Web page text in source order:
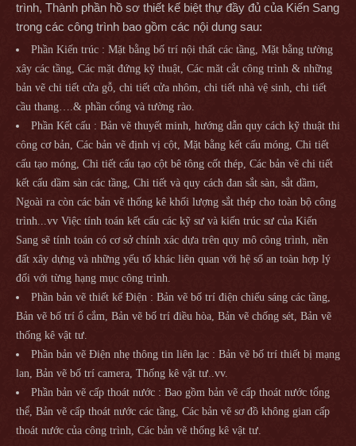
trình, Thành phần hồ sơ thiết kế biệt thự đầy đủ của Kiến Sang
trong các công trình bao gồm các nội dung sau:
Phần Kiến trúc : Mặt bằng bố trí nội thất các tầng, Mặt bằng tường
xây các tầng, Các mặt đứng kỹ thuật, Các măt cắt công trình & những
bản vẽ chi tiết cửa gỗ, chi tiết cửa nhôm, chi tiết nhà vệ sinh, chi tiết
cầu thang….& phần cổng và tường rào.
Phần Kết cấu : Bản vẽ thuyết minh, hướng dẫn quy cách kỹ thuật thi
công cơ bản, Các bản vẽ định vị cột, Mặt bằng kết cấu móng, Chi tiết
cấu tạo móng, Chi tiết cấu tạo cột bê tông cốt thép, Các bản vẽ chi tiết
kết cấu dầm sàn các tầng, Chi tiết và quy cách đan sắt sàn, sắt dầm,
Ngoài ra còn các bản vẽ thống kê khối lượng sắt thép cho toàn bộ công
trình...vv Việc tính toán kết cấu các kỹ sư và kiến trúc sư của Kiến
Sang sẽ tính toán có cơ sở chính xác dựa trên quy mô công trình, nền
đất xây dựng và những yếu tố khác liên quan với hệ số an toàn hợp lý
đối với từng hạng mục công trình.
Phần bản vẽ thiết kế Điện : Bản vẽ bố trí điện chiếu sáng các tầng,
Bản vẽ bố trí ổ cắm, Bản vẽ bố trí điều hòa, Bản vẽ chống sét, Bản vẽ
thống kê vật tư.
Phần bản vẽ Điện nhẹ thông tin liên lạc : Bản vẽ bố trí thiết bị mạng
lan, Bản vẽ bố trí camera, Thống kê vật tư..vv.
Phần bản vẽ cấp thoát nước : Bao gồm bản vẽ cấp thoát nước tổng
thể, Bản vẽ cấp thoát nước các tầng, Các bản vẽ sơ đồ không gian cấp
thoát nước của công trình, Các bản vẽ thống kê vật tư.